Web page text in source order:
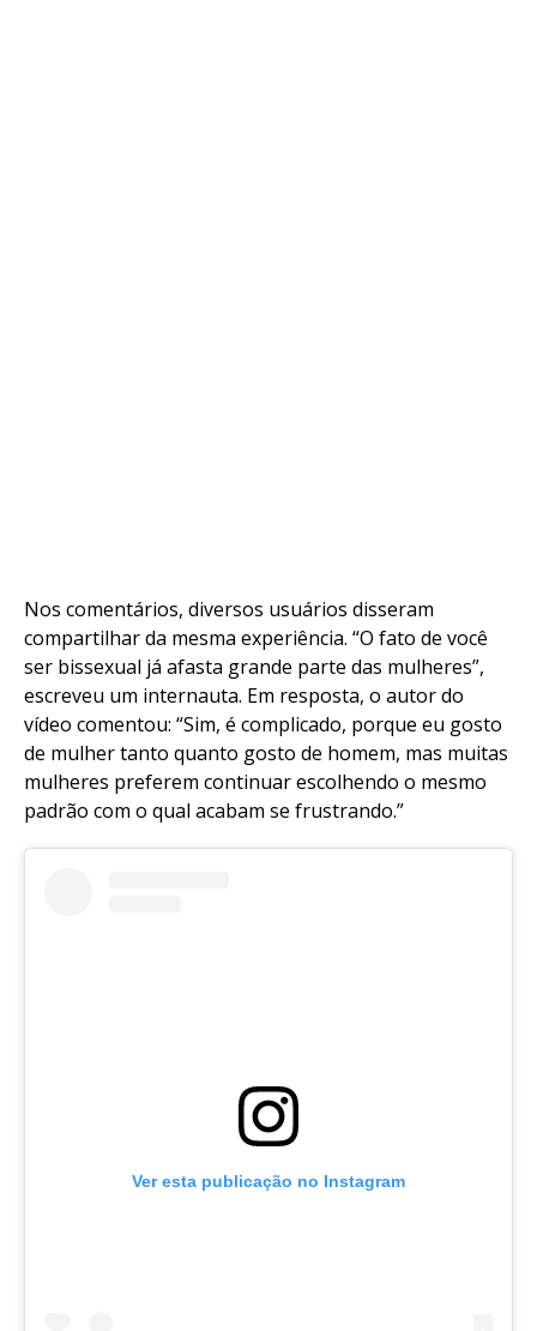
Nos comentários, diversos usuários disseram
compartilhar da mesma experiência. “O fato de você
ser bissexual já afasta grande parte das mulheres”,
escreveu um internauta. Em resposta, o autor do
vídeo comentou: “Sim, é complicado, porque eu gosto
de mulher tanto quanto gosto de homem, mas muitas
mulheres preferem continuar escolhendo o mesmo
padrão com o qual acabam se frustrando.”
Ver esta publicação no Instagram